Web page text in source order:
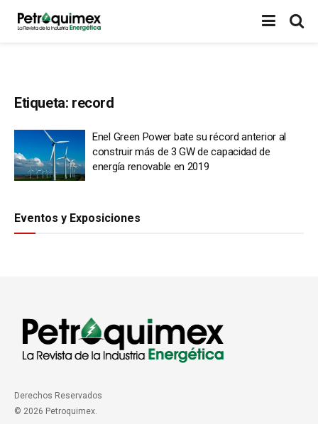
Etiqueta: record
Enel Green Power bate su récord anterior al
construir más de 3 GW de capacidad de
energía renovable en 2019
Eventos y Exposiciones
Derechos Reservados
© 2026 Petroquimex.